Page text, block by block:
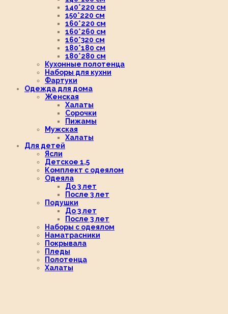
140*220 см
150*220 см
160*220 см
160*260 см
160*320 см
180*180 см
180*280 см
Кухонные полотенца
Наборы для кухни
Фартуки
Одежда для дома
Женская
Халаты
Сорочки
Пижамы
Мужская
Халаты
Для детей
Ясли
Детское 1,5
Комплект с одеялом
Одеяла
До 3 лет
После 3 лет
Подушки
До 3 лет
После 3 лет
Наборы с одеялом
Наматрасники
Покрывала
Пледы
Полотенца
Халаты